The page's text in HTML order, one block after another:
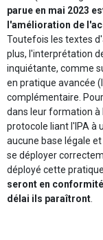
parue en mai 2023
l'amélioration de
Toutefois les textes
plus, l'interprétation
inquiétante, comme
en pratique avancée
complémentaire.
dans leur formation à
protocole liant l'IPA à
aucune base légale
se déployer
déployé cette
seront en
délai ils paraîtront.